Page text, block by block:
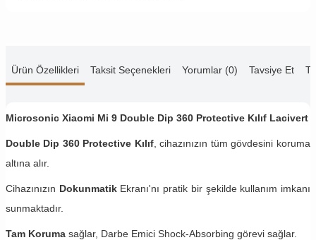
Ürün Özellikleri Taksit Seçenekleri Yorumlar (0) Tavsiye Et
Microsonic Xiaomi Mi 9 Double Dip 360 Protective Kılıf Lacivert
Double Dip 360 Protective Kılıf, cihazınızın tüm gövdesini koruma
altına alır.
Cihazınızın Dokunmatik Ekranı'nı pratik bir şekilde kullanım imkanı
sunmaktadır.
Tam Koruma sağlar, Darbe Emici Shock-Absorbing görevi sağlar.